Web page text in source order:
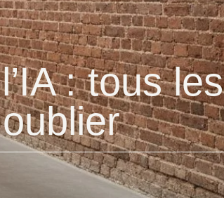
: tous les